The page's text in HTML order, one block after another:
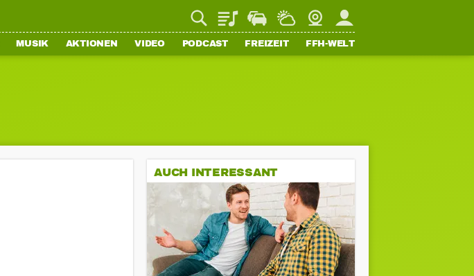
PlaylistStaupilotWetterWebcamMein FFH
MUSIK AKTIONEN VIDEO PODCAST FREIZEIT FFH-WELT
AUCH INTERESSANT